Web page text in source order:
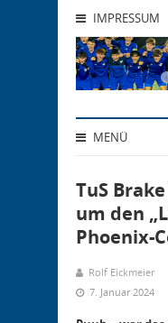
IMPRESSUM
MENÜ
TuS
um den
Phoenix-
Rolf Eickmeier
7. Januar 2024